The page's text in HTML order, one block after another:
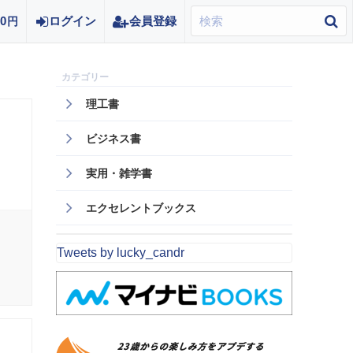
0 円 ログイン 会員登録
理工書
ビジネス書
実用・雑学書
エクセレントブックス
Tweets by lucky_candr